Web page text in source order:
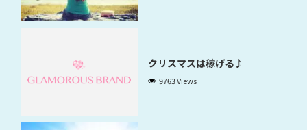
クリスマスは稼げる♪
9763 Views